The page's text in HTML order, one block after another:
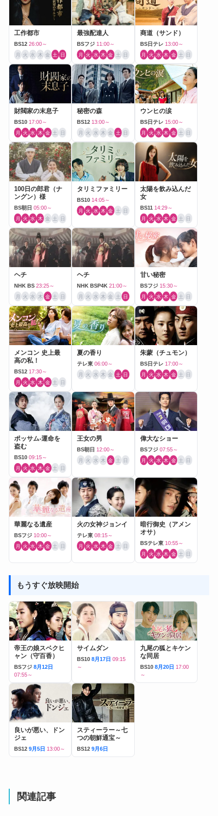
工作都市
BS12 26:00～
月 火 水 木 金 土 日
最強配達人
BSフジ 11:00～
月 火 水 木 金 土 日
商道（サンド）
BS日テレ 13:00～
月 火 水 木 金 土 日
財閥家の末息子
BS10 17:00～
月 火 水 木 金 土 日
秘密の森
BS12 13:00～
月 火 水 木 金 土 日
ウンヒの涙
BS日テレ 15:00～
月 火 水 木 金 土 日
100日の郎君（ナ
ングン）様
BS朝日 05:00～
月 火 水 木 金 土 日
タリミファミリー
BS10 14:05～
月 火 水 木 金 土 日
太陽を飲み込んだ
女
BS11 14:29～
月 火 水 木 金 土 日
ヘチ
NHK BS 23:25～
月 火 水 木 金 土 日
ヘチ
NHK BSP4K 21:00～
月 火 水 木 金 土 日
甘い秘密
BSフジ 15:30～
月 火 水 木 金 土 日
メンコン 史上最
高の私！
BS12 17:30～
月 火 水 木 金 土 日
夏の香り
テレ東 06:00～
月 火 水 木 金 土 日
朱蒙（チュモン）
BS日テレ 17:00～
月 火 水 木 金 土 日
ポッサム-運命を
盗む
BS10 09:15～
月 火 水 木 金 土 日
王女の男
BS朝日 12:00～
月 火 水 木 金 土 日
偉大なショー
BSフジ 07:55～
月 火 水 木 金 土 日
華麗なる遺産
BSフジ 10:00～
月 火 水 木 金 土 日
火の女神ジョンイ
テレ東 08:15～
月 火 水 木 金 土 日
暗行御史（アメン
オサ）
BSテレ東 10:55～
月 火 水 木 金 土 日
もうすぐ放映開始
帝王の娘スベクヒ
ャン（守百香）
BSフジ 8月12日
07:55～
サイムダン
BS10 8月17日 09:15
～
九尾の狐とキケン
な同居
BS10 8月20日 17:00
～
良いが悪い、ドン
ジェ
BS12 9月5日 13:00～
スティーラー～七
つの朝鮮通宝～
BS12 9月6日
関連記事